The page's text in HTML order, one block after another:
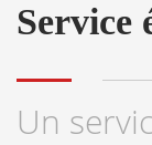
Service
Un